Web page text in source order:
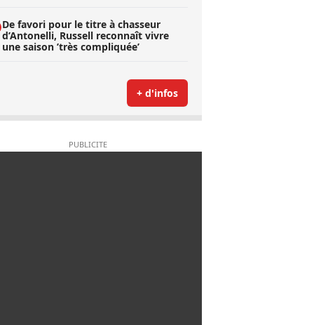
De favori pour le titre à chasseur
d’Antonelli, Russell reconnaît vivre
une saison ’très compliquée’
+ d'infos